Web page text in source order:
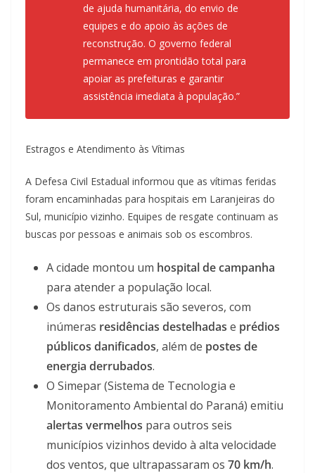
de ajuda humanitária, do envio de
equipes e do apoio às ações de
reconstrução. O governo federal
permanece em prontidão total para
apoiar as prefeituras e garantir
assistência imediata à população.”
Estragos e Atendimento às Vítimas
A Defesa Civil Estadual informou que as vítimas feridas
foram encaminhadas para hospitais em Laranjeiras do
Sul, município vizinho. Equipes de resgate continuam as
buscas por pessoas e animais sob os escombros.
A cidade montou um hospital de campanha
para atender a população local.
Os danos estruturais são severos, com
inúmeras residências destelhadas e prédios
públicos danificados, além de postes de
energia derrubados.
O Simepar (Sistema de Tecnologia e
Monitoramento Ambiental do Paraná) emitiu
alertas vermelhos para outros seis
municípios vizinhos devido à alta velocidade
dos ventos, que ultrapassaram os 70 km/h.